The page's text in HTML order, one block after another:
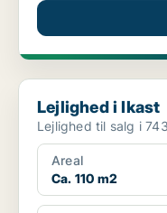
Lejlighed i Ikast
Lejlighed i Ikast
Areal
Ca. 110 m2